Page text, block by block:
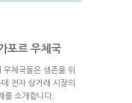
포르 우체국
체국들은 생존을 위
전자 상거래 시장의
를 소개합니다.